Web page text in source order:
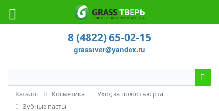
8 (4822) 65-02-15
grasstver@yandex.ru
Каталог Косметика
Уход за полостью рта
Зубные пасты